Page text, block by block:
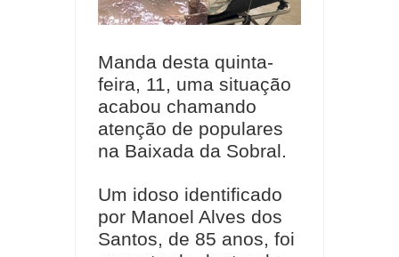
Manda desta quinta-
feira, 11, uma situação
acabou chamando
atenção de populares
na Baixada da Sobral.
Um idoso identificado
por Manoel Alves dos
Santos, de 85 anos, foi